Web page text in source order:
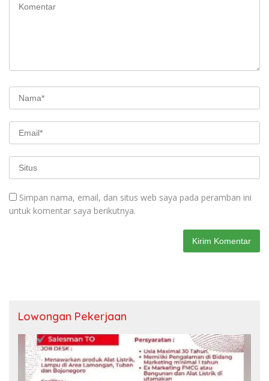
Simpan nama, email, dan situs web saya pada peramban ini
untuk komentar saya berikutnya.
Lowongan Pekerjaan